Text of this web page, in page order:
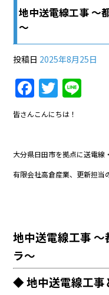
地中送電線工事 ～
～
投稿日 2025年8月25日
F
a
c
e
b
o
T
w
itt
er
皆さんこんにちは！
大分県日田市を拠点に送電線
有限会社高倉産業、更新担当
地中送電線工事
ラ～
◆ 地中送電線工事